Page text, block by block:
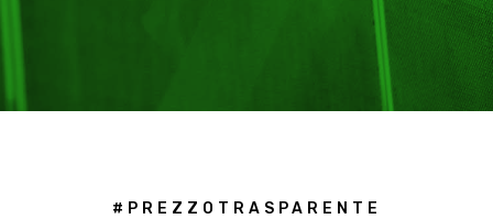
#PREZZOTRASPARENTE